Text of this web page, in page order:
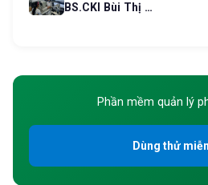
BS.CKI Bùi Thị …
Phần mềm quản lý
Dùng thử